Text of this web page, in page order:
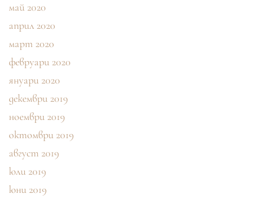
май 2020
април 2020
март 2020
февруари 2020
януари 2020
декември 2019
ноември 2019
октомври 2019
август 2019
юли 2019
юни 2019